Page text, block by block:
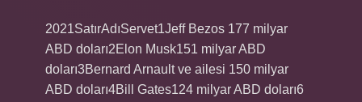
2021SatırAdıServet1Jeff Bezos 177 milyar
ABD doları2Elon Musk151 milyar ABD
doları3Bernard Arnault ve ailesi 150 milyar
ABD doları4Bill Gates124 milyar ABD doları6